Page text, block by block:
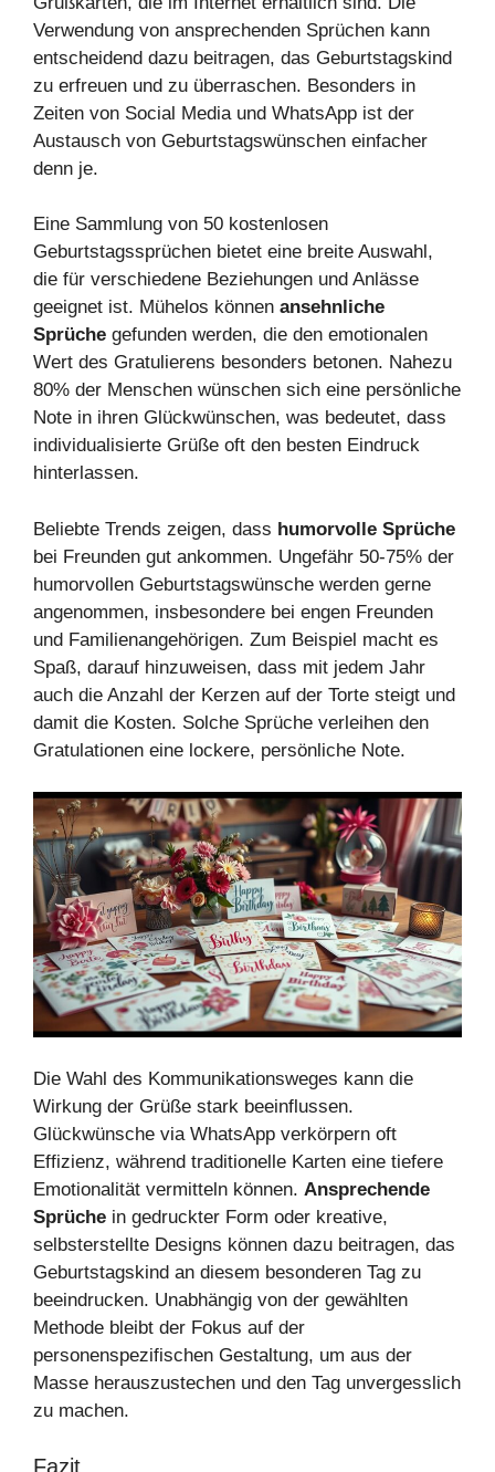
Verwendung von ansprechenden Sprüchen kann
entscheidend dazu beitragen, das Geburtstagskind
zu erfreuen und zu überraschen. Besonders in
Zeiten von Social Media und WhatsApp ist der
Austausch von Geburtstagswünschen einfacher
denn je.
Eine Sammlung von 50 kostenlosen
Geburtstagssprüchen bietet eine breite Auswahl,
die für verschiedene Beziehungen und Anlässe
geeignet ist. Mühelos können ansehnliche
Sprüche gefunden werden, die den emotionalen
Wert des Gratulierens besonders betonen. Nahezu
80% der Menschen wünschen sich eine persönliche
Note in ihren Glückwünschen, was bedeutet, dass
individualisierte Grüße oft den besten Eindruck
hinterlassen.
Beliebte Trends zeigen, dass humorvolle Sprüche
bei Freunden gut ankommen. Ungefähr 50-75% der
humorvollen Geburtstagswünsche werden gerne
angenommen, insbesondere bei engen Freunden
und Familienangehörigen. Zum Beispiel macht es
Spaß, darauf hinzuweisen, dass mit jedem Jahr
auch die Anzahl der Kerzen auf der Torte steigt und
damit die Kosten. Solche Sprüche verleihen den
Gratulationen eine lockere, persönliche Note.
Die Wahl des Kommunikationsweges kann die
Wirkung der Grüße stark beeinflussen.
Glückwünsche via WhatsApp verkörpern oft
Effizienz, während traditionelle Karten eine tiefere
Emotionalität vermitteln können. Ansprechende
Sprüche in gedruckter Form oder kreative,
selbsterstellte Designs können dazu beitragen, das
Geburtstagskind an diesem besonderen Tag zu
beeindrucken. Unabhängig von der gewählten
Methode bleibt der Fokus auf der
personenspezifischen Gestaltung, um aus der
Masse herauszustechen und den Tag unvergesslich
zu machen.
Fazit